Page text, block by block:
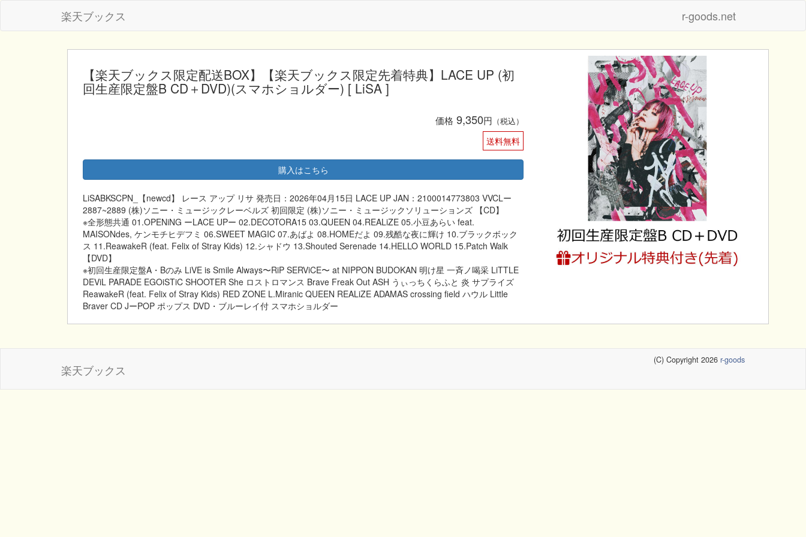
楽天ブックス r-goods.net
【楽天ブックス限定配送BOX】【楽天ブックス限定先着特典】LACE UP (初
回生産限定盤B CD＋DVD)(スマホショルダー) [ LiSA ]
価格 9,350円 （税込）
送料無料
購入はこちら
LiSABKSCPN_【newcd】 レース アップ リサ 発売日：2026年04月15日 LACE UP JAN：2100014773803 VVCLー
2887~2889 (株)ソニー・ミュージックレーベルズ 初回限定 (株)ソニー・ミュージックソリューションズ 【CD】
※全形態共通 01.OPENiNG ーLACE UPー 02.DECOTORA15 03.QUEEN 04.REALiZE 05.小豆あらい feat.
MAISONdes, ケンモチヒデフミ 06.SWEET MAGIC 07.あばよ 08.HOMEだよ 09.残酷な夜に輝け 10.ブラックボック
ス 11.ReawakeR (feat. Felix of Stray Kids) 12.シャドウ 13.Shouted Serenade 14.HELLO WORLD 15.Patch Walk
【DVD】
※初回生産限定盤A・Bのみ LiVE is Smile Always〜RiP SERViCE〜 at NIPPON BUDOKAN 明け星 一斉ノ喝采 LiTTLE
DEViL PARADE EGOiSTiC SHOOTER She ロストロマンス Brave Freak Out ASH うぃっちくらふと 炎 サプライズ
ReawakeR (feat. Felix of Stray Kids) RED ZONE L.Miranic QUEEN REALiZE ADAMAS crossing field ハウル Little
Braver CD JーPOP ポップス DVD・ブルーレイ付 スマホショルダー
楽天ブックス
(C) Copyright 2026 r-goods